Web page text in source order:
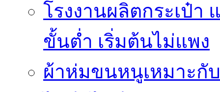
โรงงานผลิตกระเป๋า
ขั้นต่ำ เริ่มต้นไม่แพง
ผ้าห่มขนหนูเหมาะกั